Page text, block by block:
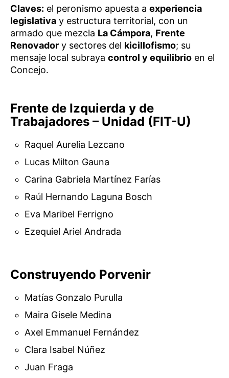
Claves: el peronismo apuesta a experiencia
legislativa y estructura territorial, con un
armado que mezcla La Cámpora, Frente
Renovador y sectores del kicillofismo; su
mensaje local subraya control y equilibrio en el
Concejo.
Frente de Izquierda y de
Trabajadores – Unidad (FIT-U)
Raquel Aurelia Lezcano
Lucas Milton Gauna
Carina Gabriela Martínez Farías
Raúl Hernando Laguna Bosch
Eva Maribel Ferrigno
Ezequiel Ariel Andrada
Construyendo Porvenir
Matías Gonzalo Purulla
Maira Gisele Medina
Axel Emmanuel Fernández
Clara Isabel Núñez
Juan Fraga